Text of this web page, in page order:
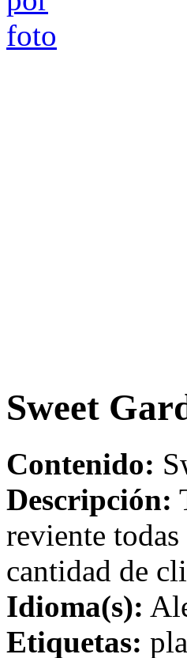
Sweet
Contenido:
Descripción:
reviente
cantidad de
Idioma(s):
Etiquetas: